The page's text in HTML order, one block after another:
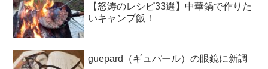
【怒涛のレシピ33選】中華鍋で作りた
いキャンプ飯！
guepard（ギュパール）の眼鏡に新調